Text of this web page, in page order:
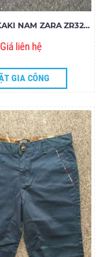
QUẦN SỌT KAKI NAM ZARA ZR32.85
Giá liên hệ
GIA CÔNG